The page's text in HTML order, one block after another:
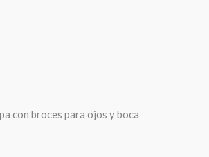
con broces para ojos y boca